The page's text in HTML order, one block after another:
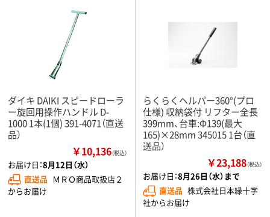
ダイキ DAIKI スピードローラ
ー旋回用操作ハンドル D-
1000 1本(1個) 391-4071（直送
品）
￥10,136（税込）
お届け日：8月12日（水）
直送品 ＭＲＯ商品取扱店２
からお届け
らくらくヘルパー360°(プロ
仕様) 収納袋付 リフター全長
399mm、台車:Φ139(最大
165)×28mm 345015 1台（直
送品）
￥23,188（税込）
お届け日：8月26日（水）まで
直送品 株式会社日本緑十字
社からお届け